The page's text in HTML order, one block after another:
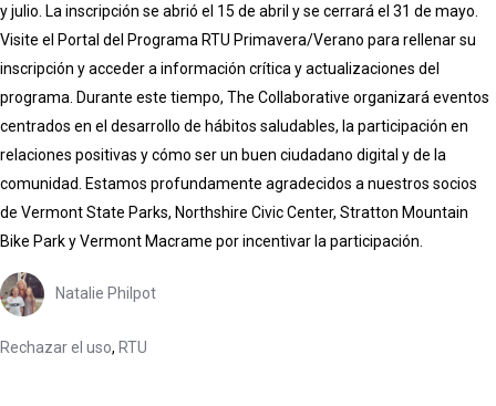
y julio. La inscripción se abrió el 15 de abril y se cerrará el 31 de mayo.
Visite el Portal del Programa RTU Primavera/Verano para rellenar su
inscripción y acceder a información crítica y actualizaciones del
programa. Durante este tiempo, The Collaborative organizará eventos
centrados en el desarrollo de hábitos saludables, la participación en
relaciones positivas y cómo ser un buen ciudadano digital y de la
comunidad. Estamos profundamente agradecidos a nuestros socios
de Vermont State Parks, Northshire Civic Center, Stratton Mountain
Bike Park y Vermont Macrame por incentivar la participación.
Natalie Philpot
Rechazar el uso, RTU